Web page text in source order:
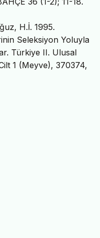
H.İ. 1995.
Seleksiyon Yoluyla
Türkiye II. Ulusal
1 (Meyve), 370374,